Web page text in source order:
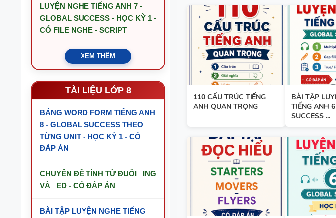
LUYỆN NGHE TIẾNG ANH 7 -
GLOBAL SUCCESS - HỌC KỲ 1 -
CÓ FILE NGHE - SCRIPT
XEM THÊM
TÀI LIỆU LỚP 8
BẢNG WORD FORM TIẾNG ANH
8 - GLOBAL SUCCESS THEO
TỪNG UNIT - HỌC KỲ 1 - CÓ
ĐÁP ÁN
CHUYÊN ĐỀ TÍNH TỪ ĐUÔI _ING
VÀ _ED - CÓ ĐÁP ÁN
BÀI TẬP LUYỆN NGHE TIẾNG
-
ĐÁP
UNIT
-
110 CẤU TRÚC TIẾNG
ANH QUAN TRỌNG
BÀI TẬP
TIẾNG ANH
SUCCESS ...